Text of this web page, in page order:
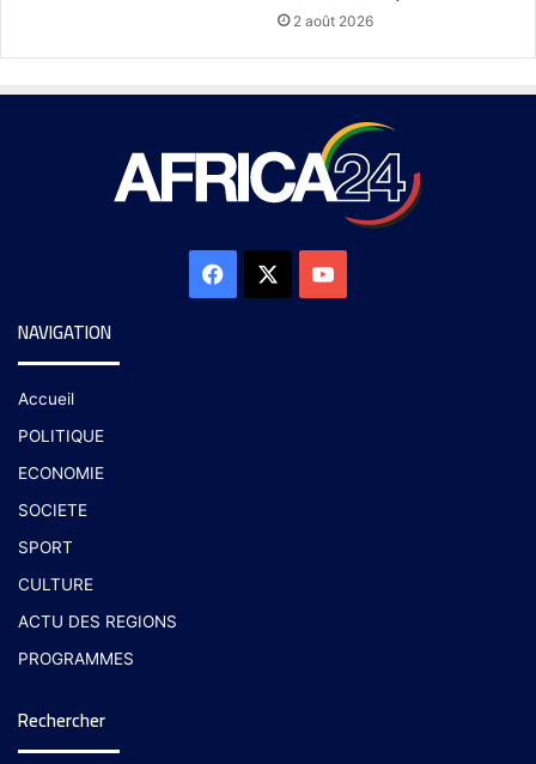
2 août 2026
NAVIGATION
Accueil
POLITIQUE
ECONOMIE
SOCIETE
SPORT
CULTURE
ACTU DES REGIONS
PROGRAMMES
Rechercher